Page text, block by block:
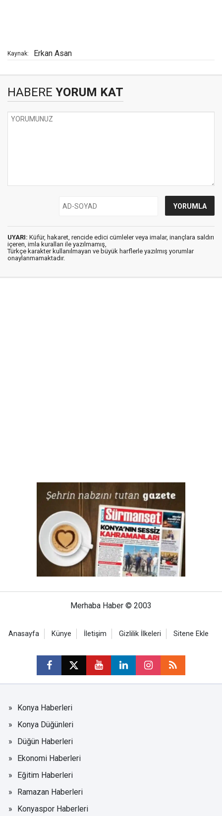
Kaynak: Erkan Asan
HABERE YORUM KAT
UYARI: Küfür, hakaret, rencide edici cümleler veya imalar, inançlara saldırı
içeren, imla kuralları ile yazılmamış,
Türkçe karakter kullanılmayan ve büyük harflerle yazılmış yorumlar
onaylanmamaktadır.
Merhaba Haber © 2003
Anasayfa Künye İletişim Gizlilik İlkeleri Sitene Ekle
Konya Haberleri
Konya Düğünleri
Düğün Haberleri
Ekonomi Haberleri
Eğitim Haberleri
Ramazan Haberleri
Konyaspor Haberleri